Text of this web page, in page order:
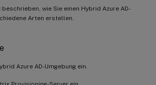
wie Sie einen Hybrid Azure AD-
Arten erstellen.
Azure AD-Umgebung ein.